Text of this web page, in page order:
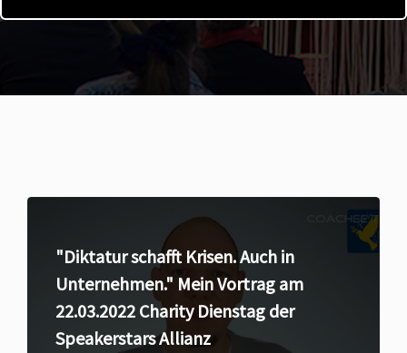
"Diktatur schafft Krisen. Auch in
Unternehmen." Mein Vortrag am
22.03.2022 Charity Dienstag der
Speakerstars Allianz